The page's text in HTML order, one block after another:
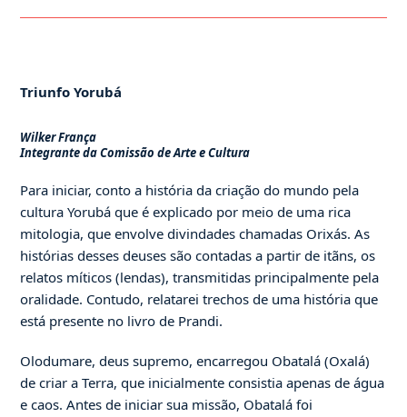
Triunfo Yorubá
Wilker França
Integrante da Comissão de Arte e Cultura
Para iniciar, conto a história da criação do mundo pela
cultura Yorubá que é explicado por meio de uma rica
mitologia, que envolve divindades chamadas Orixás. As
histórias desses deuses são contadas a partir de itãns, os
relatos míticos (lendas), transmitidas principalmente pela
oralidade. Contudo, relatarei trechos de uma história que
está presente no livro de Prandi.
Olodumare, deus supremo, encarregou Obatalá (Oxalá)
de criar a Terra, que inicialmente consistia apenas de água
e caos. Antes de iniciar sua missão, Obatalá foi